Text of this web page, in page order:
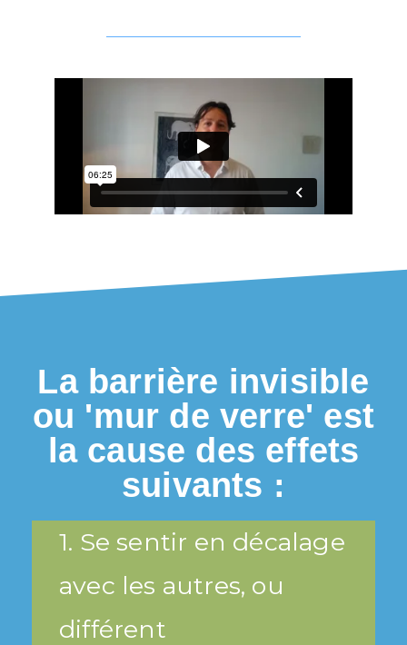
La barrière invisible
ou 'mur de verre' est
la cause des effets
suivants :
1. Se sentir en décalage
avec les autres, ou
différent